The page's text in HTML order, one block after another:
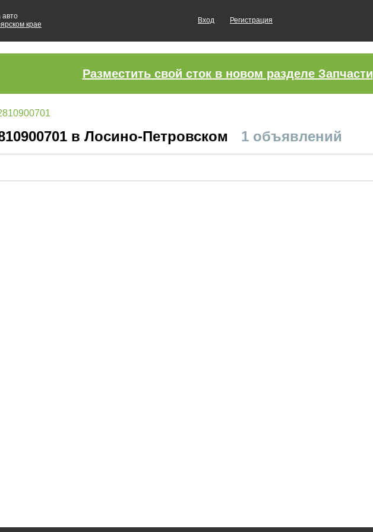
авто
крае
Вход Регистрация
Разместить свой сток в новом разделе Запчасти
в Лосино-Петровском 1 объявлений